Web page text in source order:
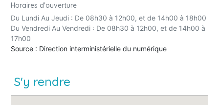
Horaires d'ouverture
Du Lundi Au Jeudi : De 08h30 à 12h00, et de 14h00 à 18h00
Du Vendredi Au Vendredi : De 08h30 à 12h00, et de 14h00 à
17h00
Source : Direction interministérielle du numérique
S'y rendre